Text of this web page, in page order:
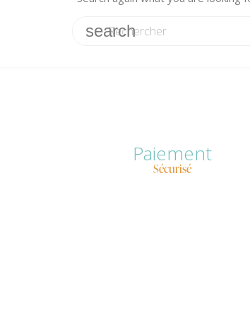
search
Paiement
Sécurisé